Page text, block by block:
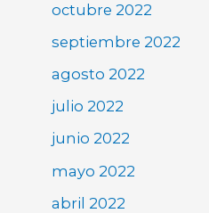
octubre 2022
septiembre 2022
agosto 2022
julio 2022
junio 2022
mayo 2022
abril 2022